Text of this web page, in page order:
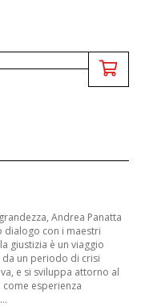
Andrea Panatta
dialogo con i maestri
giustizia è un viaggio
da un periodo di crisi
e si sviluppa attorno al
esperienza